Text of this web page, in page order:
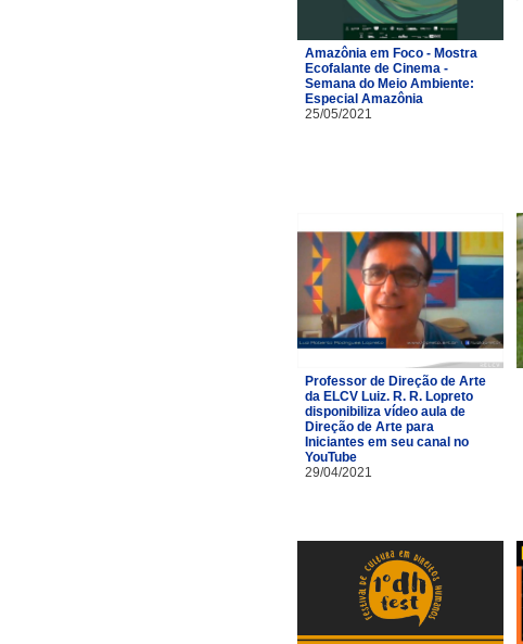
Amazônia em Foco - Mostra
Ecofalante de Cinema -
Semana do Meio Ambiente:
Especial Amazônia
25/05/2021
Professor de Direção de Arte
da ELCV Luiz. R. R. Lopreto
disponibiliza vídeo aula de
Direção de Arte para
Iniciantes em seu canal no
YouTube
29/04/2021